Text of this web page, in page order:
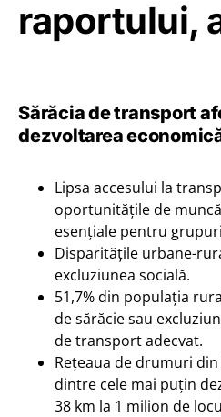
raportului,
Sărăcia de transport
dezvoltarea
Lipsa accesului la
oportunitățile de
esențiale pentru
Disparitățile urbane-
excluziunea socială.
51,7% din populația
de sărăcie sau
de transport adecvat.
Rețeaua de drumuri
dintre cele mai puțin
38 km la 1 milion de